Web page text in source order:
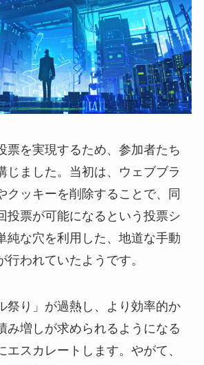
票を実現するため、参加者たち
じました。当初は、ウェブブラ
クッキーを削除することで、同
投票が可能になるという投票シ
純な穴を利用した、地道な手動
行われていたようです。
祭り」が過熱し、より効率的か
み増しが求められるようになる
エスカレートします。やがて、